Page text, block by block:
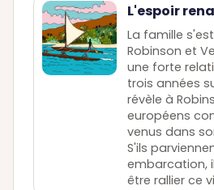
L'espoir
La famille
Robinson et
une forte
trois années
révèle à
européens
venus dans
S'ils
embarcation,
être rallier ce